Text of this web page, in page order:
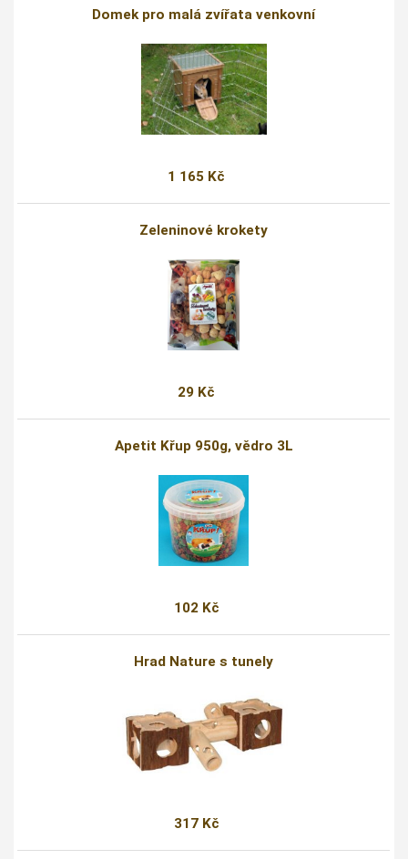
Domek pro malá zvířata venkovní
1 165 Kč
Zeleninové krokety
29 Kč
Apetit Křup 950g, vědro 3L
102 Kč
Hrad Nature s tunely
317 Kč